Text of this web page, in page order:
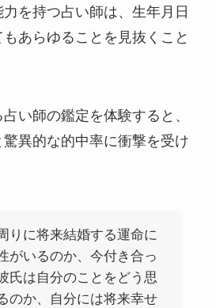
を持つ占い師は、生年月日
あらゆることを見抜くこと
い師の鑑定を体験すると、
異的な的中率に衝撃を受け
りに将来結婚する運命に
がいるのか、今付き合っ
氏は自分のことをどう思
のか、自分には将来幸せ